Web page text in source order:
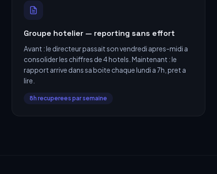
Groupe hotelier — reporting sans effort
Avant : le directeur passait son vendredi apres-midi a
consolider les chiffres de 4 hotels. Maintenant : le
rapport arrive dans sa boite chaque lundi a 7h, pret a
lire.
8h recuperees par semaine